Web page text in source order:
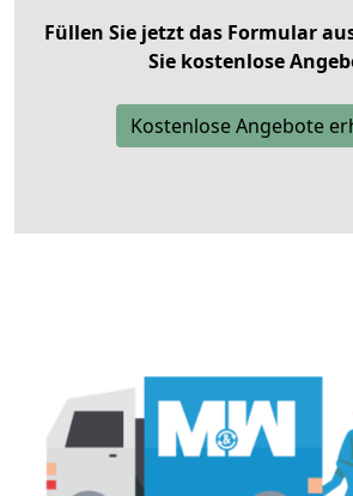
Füllen Sie jetzt das Formular
Sie kostenlose
Kostenlose Angebote